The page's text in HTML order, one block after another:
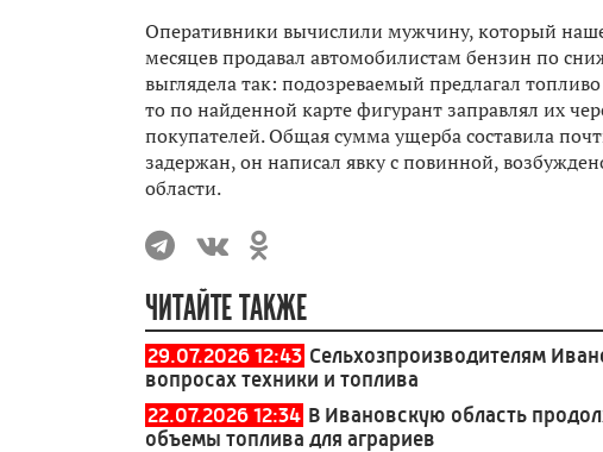
Оперативники вычислили мужчину, который
месяцев продавал автомобилистам бензин по
выглядела так: подозреваемый предлагал
то по найденной карте фигурант заправлял их
покупателей. Общая сумма ущерба составила
задержан, он написал явку с повинной,
области.
ЧИТАЙТЕ ТАКЖЕ
29.07.2026 12:43 Сельхозпроизводителям
вопросах техники и топлива
22.07.2026 12:34 В Ивановскую область
объемы топлива для аграриев